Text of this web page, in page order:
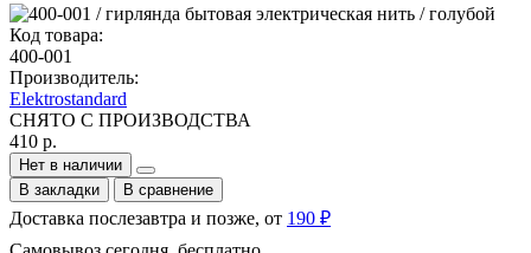
Код товара:
400-001
Производитель:
Elektrostandard
СНЯТО С ПРОИЗВОДСТВА
410 р.
Нет в наличии
В закладки
В сравнение
Доставка послезавтра и позже, от 190 ₽